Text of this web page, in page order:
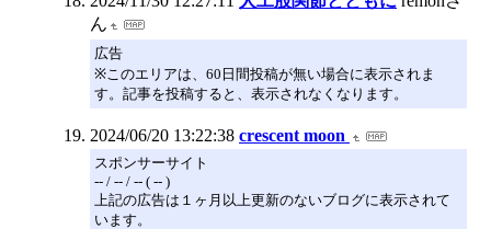
ん
広告
※このエリアは、60日間投稿が無い場合に表示されま
す。記事を投稿すると、表示されなくなります。
2024/06/20 13:22:38 crescent moon
スポンサーサイト
-- / -- / -- ( -- )
上記の広告は１ヶ月以上更新のないブログに表示されて
います。